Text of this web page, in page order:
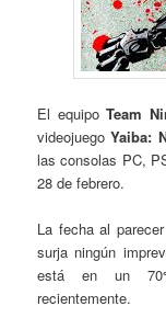
El equipoTeam
videojuegoYaiba:
las consolas PC,
28 de febrero.
La fecha al
surja ningún
está en un
recientemente.